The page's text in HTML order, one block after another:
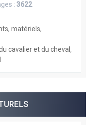
: 3622
matériels,
cavalier et du cheval,